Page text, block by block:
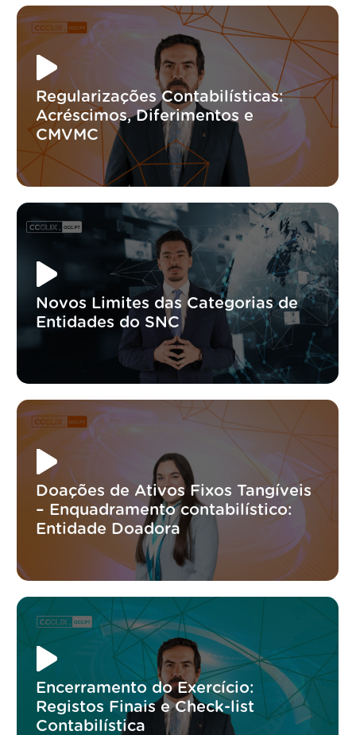
Regularizações Contabilísticas:
Acréscimos, Diferimentos e
CMVMC
Novos Limites das Categorias de
Entidades do SNC
Doações de Ativos Fixos Tangíveis
– Enquadramento contabilístico:
Entidade Doadora
Encerramento do Exercício:
Registos Finais e Check-list
Contabilística